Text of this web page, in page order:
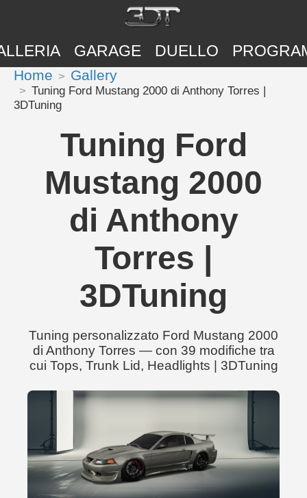
GARAGE DUELLO
Home Gallery
Tuning Ford Mustang 2000 di Anthony Torres |
3DTuning
Tuning Ford
Mustang 2000
di Anthony
Torres |
3DTuning
Tuning personalizzato Ford Mustang 2000
di Anthony Torres — con 39 modifiche tra
cui Tops, Trunk Lid, Headlights | 3DTuning